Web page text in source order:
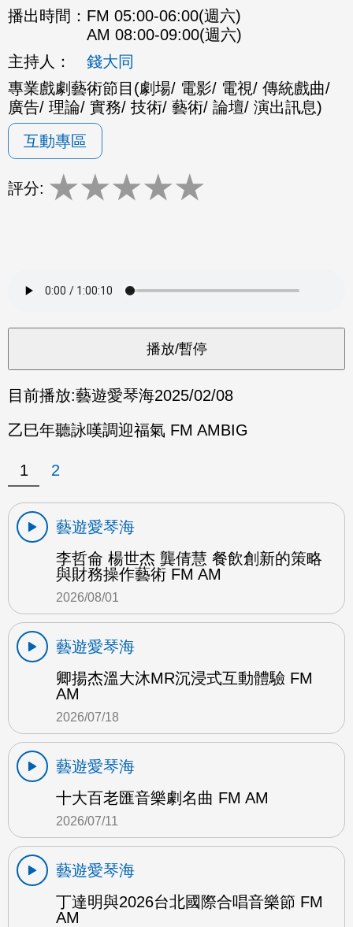
播出時間： FM 05:00-06:00(週六)
AM 08:00-09:00(週六)
主持人：
錢大同
專業戲劇藝術節目(劇場/ 電影/ 電視/ 傳統戲曲/
廣告/ 理論/ 實務/ 技術/ 藝術/ 論壇/ 演出訊息)
互動專區
評分: ★★★★★
目前播放:藝遊愛琴海2025/02/08
乙巳年聽詠嘆調迎福氣 FM AMBIG
1 2
藝遊愛琴海
李哲侖 楊世杰 龔倩慧 餐飲創新的策略
與財務操作藝術 FM AM
2026/08/01
藝遊愛琴海
卿揚杰溫大沐MR沉浸式互動體驗 FM
AM
2026/07/18
藝遊愛琴海
十大百老匯音樂劇名曲 FM AM
2026/07/11
藝遊愛琴海
丁達明與2026台北國際合唱音樂節 FM
AM